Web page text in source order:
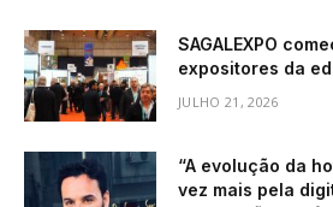
SAGALEXPO
expositores da
JULHO 21, 2026
“A evolução da
vez mais pela